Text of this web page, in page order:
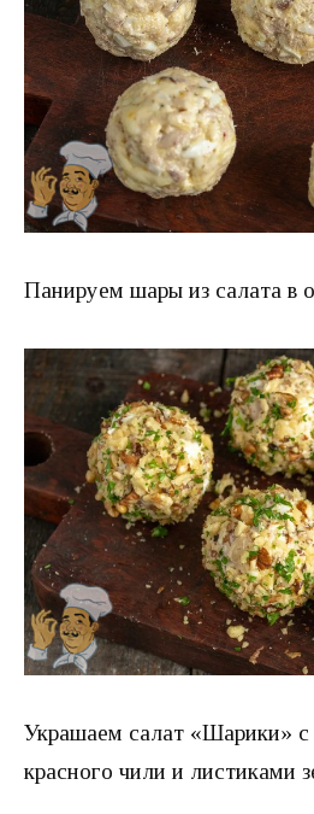
Панируем шары из салата в
Украшаем салат «Шарики» с
красного чили и листиками